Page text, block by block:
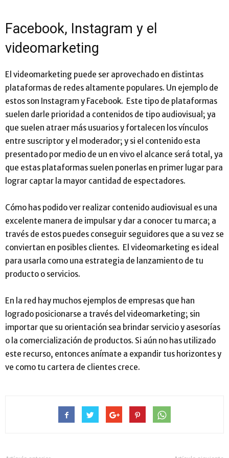
Facebook, Instagram y el
videomarketing
El videomarketing puede ser aprovechado en distintas
plataformas de redes altamente populares. Un ejemplo de
estos son Instagram y Facebook. Este tipo de plataformas
suelen darle prioridad a contenidos de tipo audiovisual; ya
que suelen atraer más usuarios y fortalecen los vínculos
entre suscriptor y el moderador; y si el contenido esta
presentado por medio de un en vivo el alcance será total, ya
que estas plataformas suelen ponerlas en primer lugar para
lograr captar la mayor cantidad de espectadores.
Cómo has podido ver realizar contenido audiovisual es una
excelente manera de impulsar y dar a conocer tu marca; a
través de estos puedes conseguir seguidores que a su vez se
conviertan en posibles clientes. El videomarketing es ideal
para usarla como una estrategia de lanzamiento de tu
producto o servicios.
En la red hay muchos ejemplos de empresas que han
logrado posicionarse a través del videomarketing; sin
importar que su orientación sea brindar servicio y asesorías
o la comercialización de productos. Si aún no has utilizado
este recurso, entonces anímate a expandir tus horizontes y
ve como tu cartera de clientes crece.